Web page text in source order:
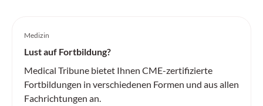
Medizin
Lust auf Fortbildung?
Medical Tribune bietet Ihnen CME-zertifizierte
Fortbildungen in verschiedenen Formen und aus allen
Fachrichtungen an.